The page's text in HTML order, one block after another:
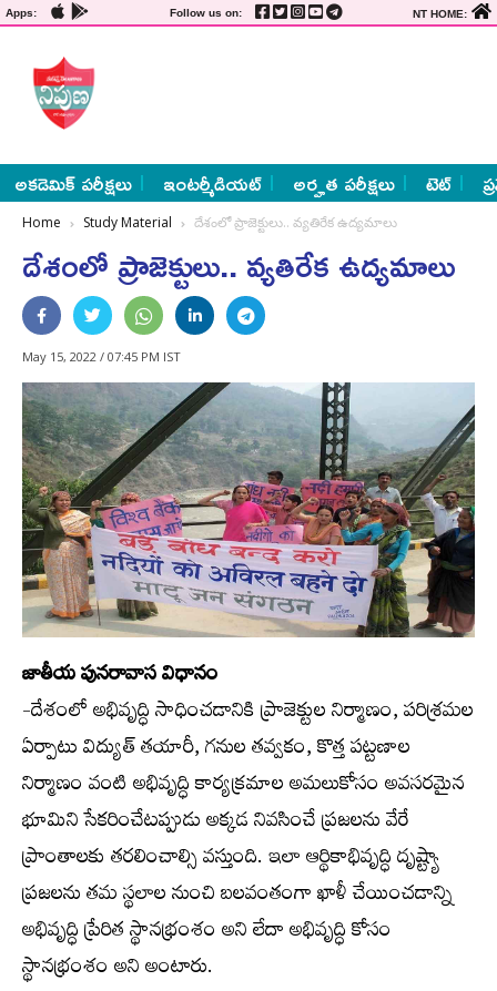
Apps: Follow us on: NT HOME:
అకడెమిక్ పరీక్షలు ఇంటర్మీడియట్ అర్హత పరీక్షలు టెట్
Home Study Material దేశంలో ప్రాజెక్టులు.. వ్యతిరేక ఉద్యమాలు
దేశంలో ప్రాజెక్టులు.. వ్యతిరేక ఉద్యమాలు
May 15, 2022 / 07:45 PM IST
జాతీయ పునరావాస విధానం
-దేశంలో అభివృద్ధి సాధించడానికి ప్రాజెక్టుల నిర్మాణం, పరిశ్రమల
ఏర్పాటు విద్యుత్ తయారీ, గనుల తవ్వకం, కొత్త పట్టణాల
నిర్మాణం వంటి అభివృద్ధి కార్యక్రమాల అమలుకోసం అవసరమైన
భూమిని సేకరించేటప్పుడు అక్కడ నివసించే ప్రజలను వేరే
ప్రాంతాలకు తరలించాల్సి వస్తుంది. ఇలా ఆర్థికాభివృద్ధి దృష్ట్యా
ప్రజలను తమ స్థలాల నుంచి బలవంతంగా ఖాళీ చేయించడాన్ని
అభివృద్ధి ప్రేరిత స్థానభ్రంశం అని లేదా అభివృద్ధి కోసం
స్థానభ్రంశం అని అంటారు.